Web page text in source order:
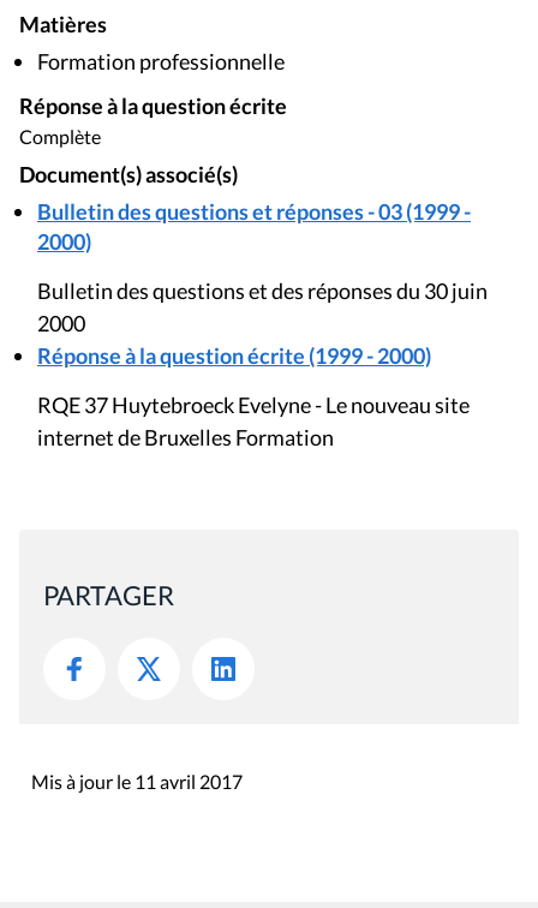
Matières
Formation professionnelle
Réponse à la question écrite
Complète
Document(s) associé(s)
Bulletin des questions et réponses - 03 (1999 -
2000)
Bulletin des questions et des réponses du 30 juin
2000
Réponse à la question écrite (1999 - 2000)
RQE 37 Huytebroeck Evelyne - Le nouveau site
internet de Bruxelles Formation
PARTAGER
Mis à jour le 11 avril 2017